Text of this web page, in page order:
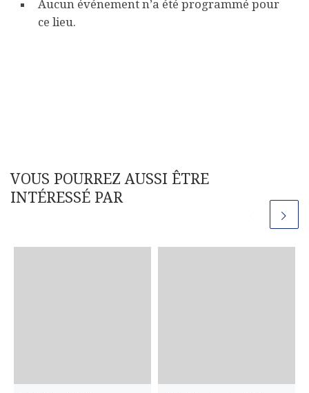
Aucun événement n’a été programmé pour
ce lieu.
VOUS POURREZ AUSSI ÊTRE
INTÉRESSÉ PAR